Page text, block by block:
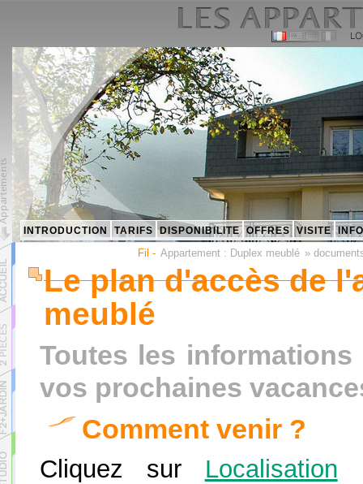
INTRODUCTION TARIFS DISPONIBILITE OFFRES VISITE
Fil - Appartement : Duplex meublé »
Le plan d'accès de
meublé
Toutes les
vos prochaines
Comment venir ?
Cliquez sur Localisation